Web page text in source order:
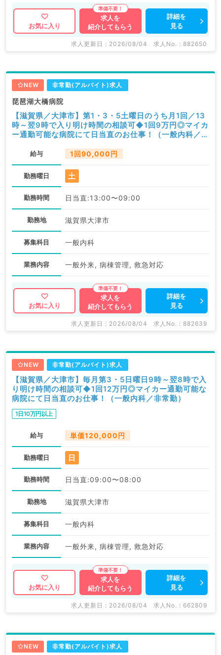
お気に入り
求人を
紹介してもらう
詳細を
見る
求人更新日 : 2026/08/04 求人No. : 882650
NEW 非常勤(アルバイト)求人
琵琶湖大橋病院
【滋賀県／大津市】第1・3・5土曜日のうち月1回／13
時～翌9時で入り明け時間の相談可◆1回9万円◎マイカ
ー通勤可能な病院にて日当直のお仕事！（一般内科／非
給与 1回90,000円
勤務曜日 土
勤務時間 日当直:13:00〜09:00
勤務地 滋賀県大津市
募集科目 一般内科
業務内容 一般外来, 病棟管理, 救急対応
お気に入り
求人を
紹介してもらう
詳細を
見る
求人更新日 : 2026/08/04 求人No. : 882639
NEW 非常勤(アルバイト)求人
【滋賀県／大津市】毎月第3・5日曜日9時～翌8時で入
り明け時間の相談可◆1回12万円◎マイカー通勤可能な
病院にて日当直のお仕事！（一般内科／非常勤）
1日10万円以上
給与 単価120,000円
勤務曜日 日
勤務時間 日当直:09:00〜08:00
勤務地 滋賀県大津市
募集科目 一般内科
業務内容 一般外来, 病棟管理, 救急対応
お気に入り
求人を
紹介してもらう
詳細を
見る
求人更新日 : 2026/08/04 求人No. : 662809
NEW 非常勤(アルバイト)求人